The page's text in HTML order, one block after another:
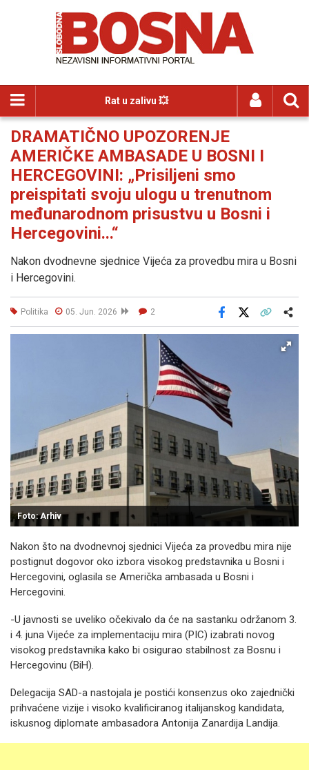
Rat u zalivu 💥
DRAMATIČNO UPOZORENJE
AMERIČKE AMBASADE U BOSNI I
HERCEGOVINI: „Prisiljeni smo
preispitati svoju ulogu u trenutnom
međunarodnom prisustvu u Bosni i
Hercegovini...“
Nakon dvodnevne sjednice Vijeća za provedbu mira u Bosni
i Hercegovini.
Politika 05. Jun. 2026 2
Facebook
Foto: Arhiv
Nakon što na dvodnevnoj sjednici Vijeća za provedbu mira nije
postignut dogovor oko izbora visokog predstavnika u Bosni i
Hercegovini, oglasila se Američka ambasada u Bosni i
Hercegovini.
-U javnosti se uveliko očekivalo da će na sastanku održanom 3.
i 4. juna Vijeće za implementaciju mira (PIC) izabrati novog
visokog predstavnika kako bi osigurao stabilnost za Bosnu i
Hercegovinu (BiH).
Delegacija SAD-a nastojala je postići konsenzus oko zajednički
prihvaćene vizije i visoko kvalificiranog italijanskog kandidata,
iskusnog diplomate ambasadora Antonija Zanardija Landija.